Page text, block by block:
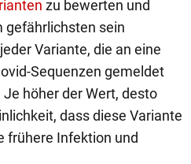
zu bewerten und
gefährlichsten sein
Variante, die an eine
Sequenzen gemeldet
höher der Wert, desto
dass diese Variante
frühere Infektion und